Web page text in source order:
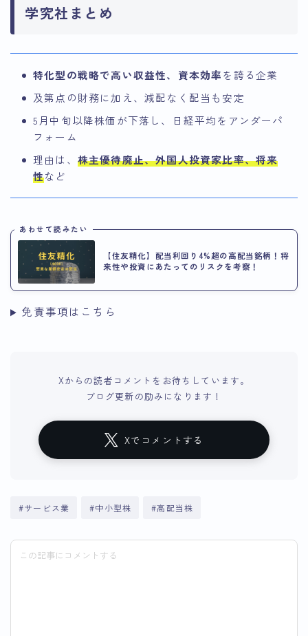
学究社まとめ
特化型の戦略で高い収益性、資本効率を誇る企業
及第点の財務に加え、減配なく配当も安定
5月中旬以降株価が下落し、日経平均をアンダーパ
フォーム
理由は、 株主優待廃止、外国人投資家比率、将来
性など
あわせて読みたい
【住友精化】配当利回り4%超の高配当銘柄！将
来性や投資にあたってのリスクを考察！
免責事項はこちら
Xからの読者コメントをお待ちしています。
ブログ更新の励みになります！
Xでコメントする
#サービス業 #中小型株 #高配当株